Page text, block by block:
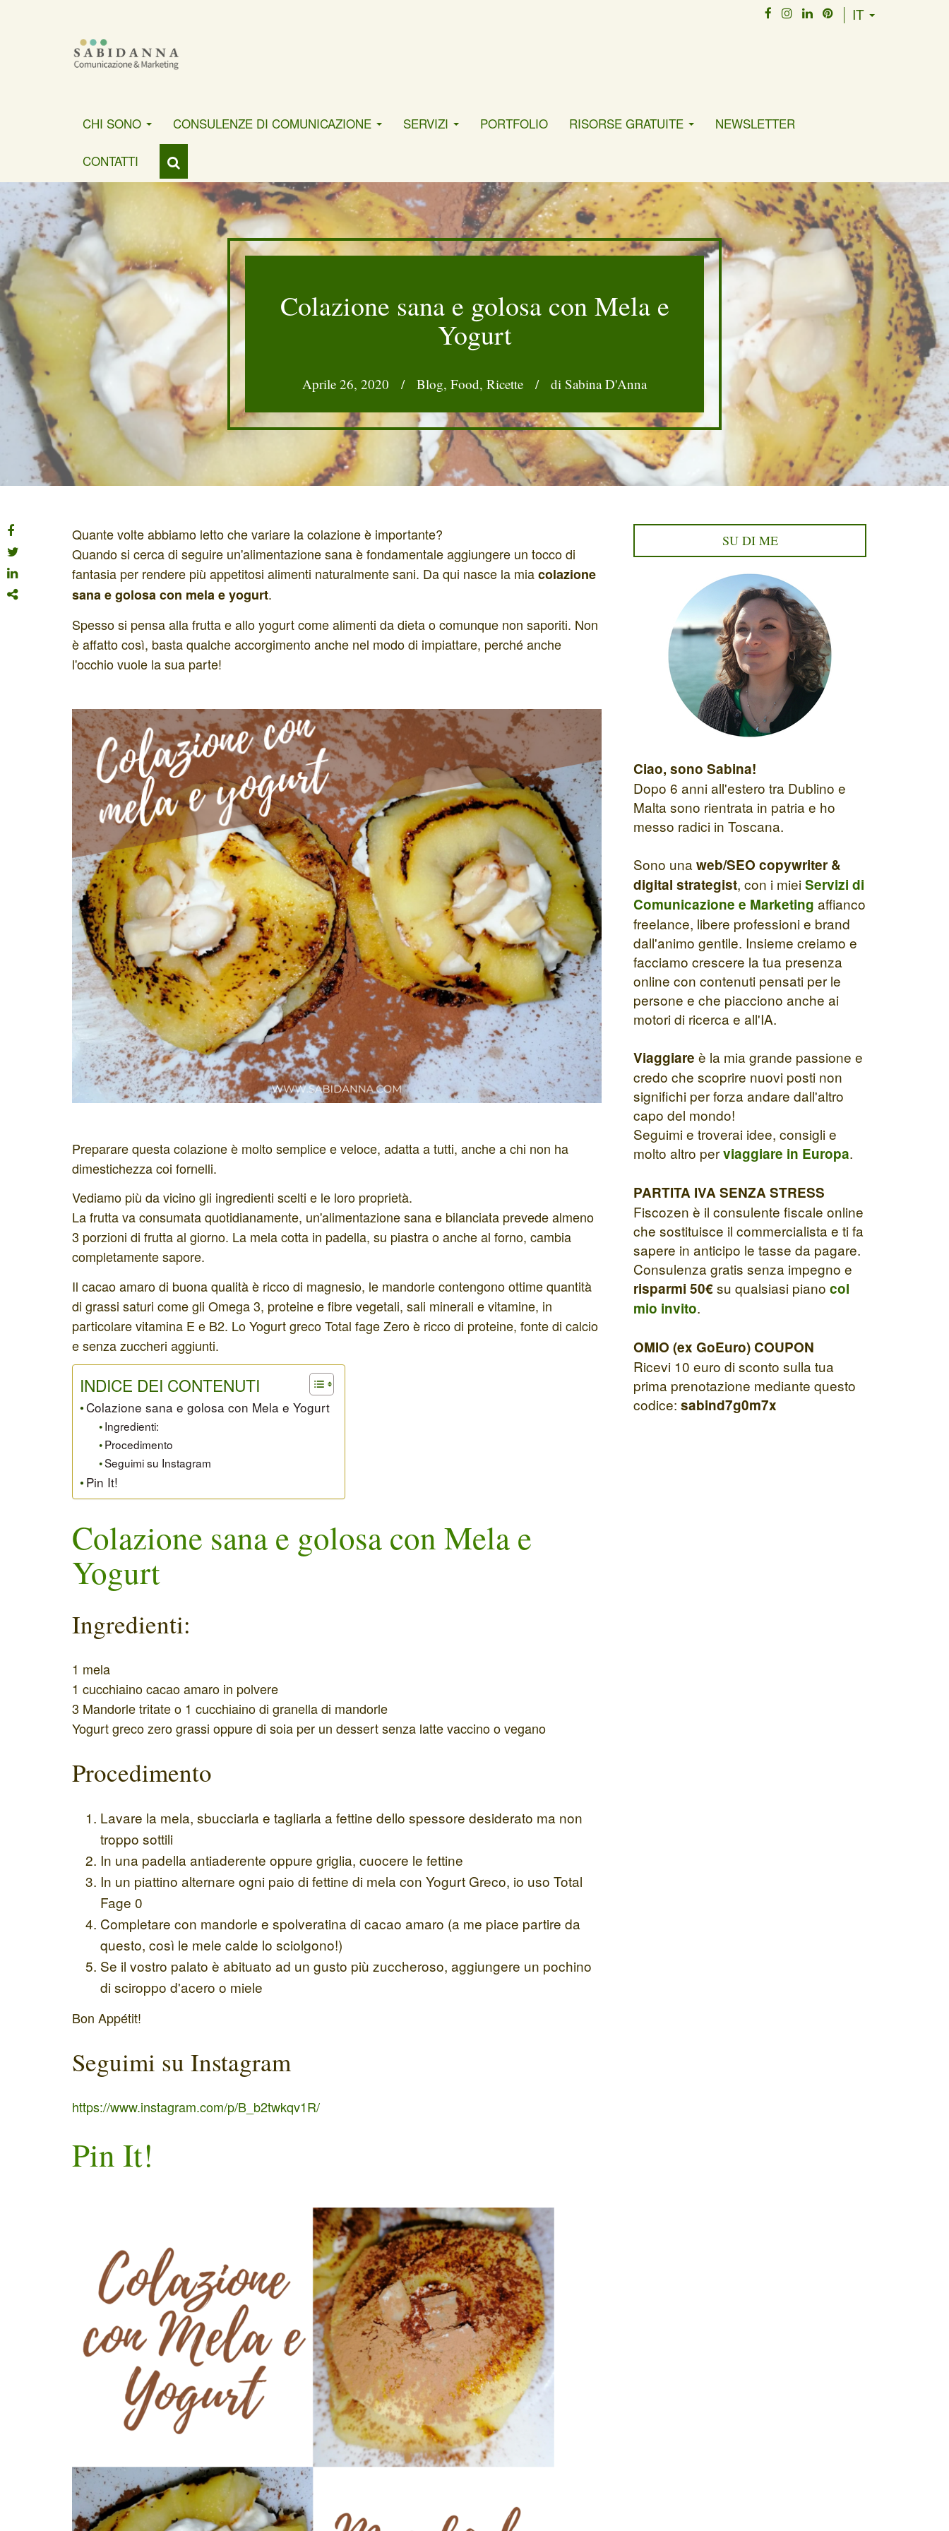
IT
CHI SONO CONSULENZE DI COMUNICAZIONE SERVIZI PORTFOLIO RISORSE GRATUITE NEWSLETTER
CONTATTI
Colazione sana e golosa con Mela e
Yogurt
Aprile 26, 2020 / Blog, Food, Ricette / di Sabina D'Anna
Quante volte abbiamo letto che variare la colazione è importante?
Quando si cerca di seguire un'alimentazione sana è fondamentale aggiungere un tocco di
fantasia per rendere più appetitosi alimenti naturalmente sani. Da qui nasce la miacolazione
sana e golosa con mela e yogurt.
Spesso si pensa alla frutta e allo yogurt come alimenti da dieta o comunque non saporiti. Non
è affatto così, basta qualche accorgimento anche nel modo di impiattare, perché anche
l'occhio vuole la sua parte!
Preparare questa colazione è molto semplice e veloce, adatta a tutti, anche a chi non ha
dimestichezza coi fornelli.
Vediamo più da vicino gli ingredienti scelti e le loro proprietà.
La frutta va consumata quotidianamente, un'alimentazione sana e bilanciata prevede almeno
3 porzioni di frutta al giorno. La mela cotta in padella, su piastra o anche al forno, cambia
completamente sapore.
Il cacao amaro di buona qualità è ricco di magnesio, le mandorle contengono ottime quantità
di grassi saturi come gli Omega 3, proteine e fibre vegetali, sali minerali e vitamine, in
particolare vitamina E e B2. Lo Yogurt greco Total fage Zero è ricco di proteine, fonte di calcio
e senza zuccheri aggiunti.
INDICE DEI CONTENUTI
Colazione sana e golosa con Mela e Yogurt
Ingredienti:
Procedimento
Seguimi su Instagram
Pin It!
Colazione sana e golosa con Mela e
Yogurt
Ingredienti:
1 mela
1 cucchiaino cacao amaro in polvere
3 Mandorle tritate o 1 cucchiaino di granella di mandorle
Yogurt greco zero grassi oppure di soia per un dessert senza latte vaccino o vegano
Procedimento
Lavare la mela, sbucciarla e tagliarla a fettine dello spessore desiderato ma non
troppo sottili
In una padella antiaderente oppure griglia, cuocere le fettine
In un piattino alternare ogni paio di fettine di mela con Yogurt Greco, io uso Total
Fage 0
Completare con mandorle e spolveratina di cacao amaro (a me piace partire da
questo, così le mele calde lo sciolgono!)
Se il vostro palato è abituato ad un gusto più zuccheroso, aggiungere un pochino
di sciroppo d'acero o miele
Bon Appétit!
Seguimi su Instagram
https://www.instagram.com/p/B_b2twkqv1R/
Pin It!
SU DI ME
Ciao, sono Sabina!
Dopo 6 anni all'estero tra Dublino e
Malta sono rientrata in patria e ho
messo radici in Toscana.
Sono una web/SEO copywriter &
digital strategist, con i mieiServizi di
Comunicazione e Marketing affianco
freelance, libere professioni e brand
dall'animo gentile. Insieme creiamo e
facciamo crescere la tua presenza
online con contenuti pensati per le
persone e che piacciono anche ai
motori di ricerca e all'IA.
Viaggiare è la mia grande passione e
credo che scoprire nuovi posti non
significhi per forza andare dall'altro
capo del mondo!
Seguimi e troverai idee, consigli e
molto altro perviaggiare in Europa.
PARTITA IVA SENZA STRESS
Fiscozen è il consulente fiscale online
che sostituisce il commercialista e ti fa
sapere in anticipo le tasse da pagare.
Consulenza gratis senza impegno e
risparmi 50€su qualsiasi piano col
mio invito.
OMIO (ex GoEuro) COUPON
Ricevi 10 euro di sconto sulla tua
prima prenotazione mediante questo
codice: sabind7g0m7x